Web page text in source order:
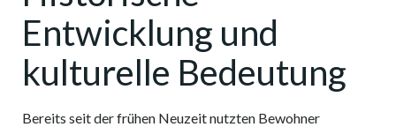
Entwicklung und
kulturelle Bedeutung
Bereits seit der frühen Neuzeit nutzten Bewohner